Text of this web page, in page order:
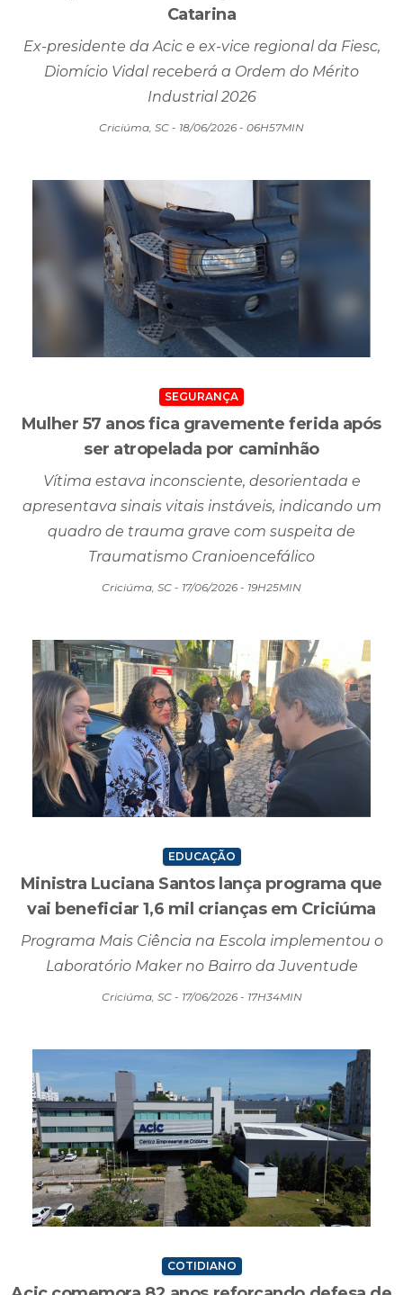
Catarina
Ex-presidente da Acic e ex-vice regional da Fiesc,
Diomício Vidal receberá a Ordem do Mérito
Industrial 2026
Criciúma, SC - 18/06/2026 - 06H57MIN
SEGURANÇA
Mulher 57 anos fica gravemente ferida após
ser atropelada por caminhão
Vítima estava inconsciente, desorientada e
apresentava sinais vitais instáveis, indicando um
quadro de trauma grave com suspeita de
Traumatismo Cranioencefálico
Criciúma, SC - 17/06/2026 - 19H25MIN
EDUCAÇÃO
Ministra Luciana Santos lança programa que
vai beneficiar 1,6 mil crianças em Criciúma
Programa Mais Ciência na Escola implementou o
Laboratório Maker no Bairro da Juventude
Criciúma, SC - 17/06/2026 - 17H34MIN
COTIDIANO